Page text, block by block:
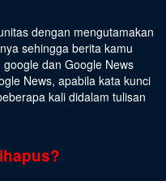
dengan mengutamakan
sehingga berita kamu
dan Google News
News, apabila kata kunci
kali didalam tulisan